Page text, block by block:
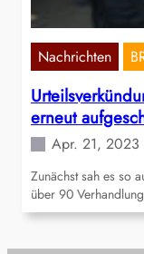
Nachrichten
erneut
Apr. 21, 2023
Zunächst sah es so
über 90